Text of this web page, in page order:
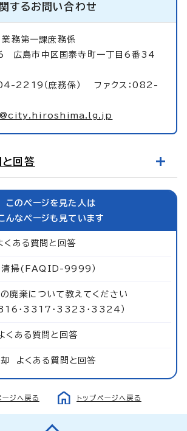
するお問い合わせ
業務第一課庶務係
島市中区国泰寺町一丁目6番34
2219（庶務係） ファクス：082-
と回答
このページを見た人は
んなページも見ています
くある質問と回答
清掃(FAQID-9999）
廃棄について教えてください
・3317・3323・3324）
くある質問と回答
よくある質問と回答
ージへ戻る トップページへ戻る